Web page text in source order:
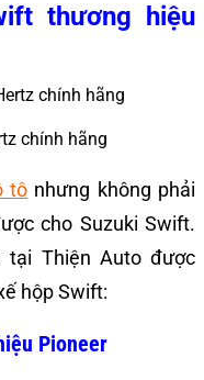
thương hiệu
chính hãng
tô nhưng không phải
cho Suzuki Swift.
tại Thiện Auto được
hộp Swift:
Pioneer